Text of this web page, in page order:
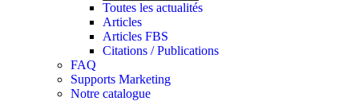
Toutes les actualités
Articles
Articles FBS
Citations / Publications
FAQ
Supports Marketing
Notre catalogue